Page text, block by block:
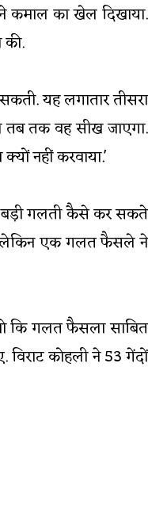
ने कमाल का खेल दिखाया.
यह लगातार तीसरा
तब तक वह सीख जाएगा.
नहीं करवाया.'
बड़ी गलती कैसे कर सकते
लेकिन एक गलत फैसले ने
कि गलत फैसला साबित
कोहली ने 53 गेंदों